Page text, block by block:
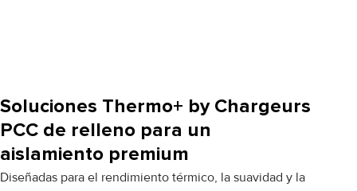
Soluciones Thermo+ by Chargeurs
PCC de relleno para un
aislamiento premium
Diseñadas para el rendimiento térmico, la suavidad y la